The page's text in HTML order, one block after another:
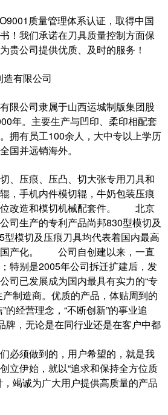
质量管理体系认证，取得中国
！我们承诺在刀具质量控制方面保
贵公司提供优质、及时的服务！
有限公司
限公司隶属于山西运城制版集团股
年。主要生产与凹印、柔印相配套
拥有员工100余人，大中专以上学历
国并远销海外。
压痕、压凸、切大张专用刀具和
，手机内件模切辊，牛奶包装压痕
位改造和模切机械配套件。 北京
司生产的专利产品尚邦830型模切及
模切及压痕刀具均代表着国内最高
国产化。 公司自创建以来，一直
特别是2005年公司拆迁扩建后，发
司已发展成为国内最具有实力的“专
制造商。优质的产品，体贴周到的
的经营理念，“不断创新”的事业追
牌，无论是在同行业还是在客户中都
必须做到的，用户希望的，就是我
立伊始，就以“追求和保持全方位质
竭诚为广大用户提供高质量的产品